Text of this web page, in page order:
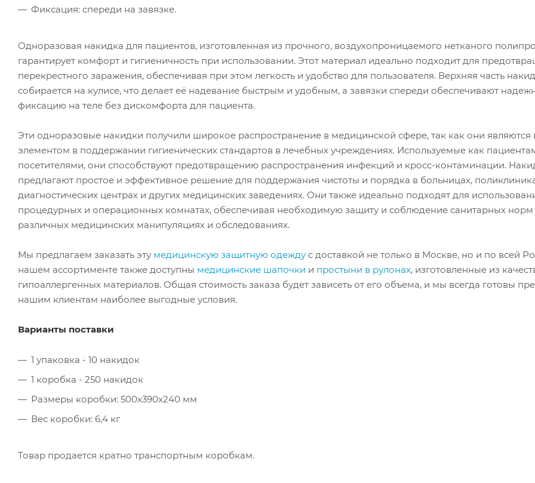
Фиксация: спереди на завязке.
Одноразовая накидка для пациентов, изготовленная из прочного, воздухопроницаемого нетканого
гарантирует комфорт и гигиеничность при использовании. Этот материал идеально подходит для
перекрестного заражения, обеспечивая при этом легкость и удобство для пользователя. Верхняя часть
собирается на кулисе, что делает её надевание быстрым и удобным, а завязки спереди обеспечивают
фиксацию на теле без дискомфорта для пациента.
Эти одноразовые накидки получили широкое распространение в медицинской сфере, так как они
элементом в поддержании гигиенических стандартов в лечебных учреждениях. Используемые как
посетителями, они способствуют предотвращению распространения инфекций и кросс-контаминации.
предлагают простое и эффективное решение для поддержания чистоты и порядка в больницах,
диагностических центрах и других медицинских заведениях. Они также идеально подходят для
процедурных и операционных комнатах, обеспечивая необходимую защиту и соблюдение санитарных
различных медицинских манипуляциях и обследованиях.
Мы предлагаем заказать эту медицинскую защитную одежду с доставкой не только в Москве, но и по всей
нашем ассортименте также доступны медицинские шапочки и простыни в рулонах, изготовленные из
гипоаллергенных материалов. Общая стоимость заказа будет зависеть от его объема, и мы всегда готовы
нашим клиентам наиболее выгодные условия.
Варианты поставки
1 упаковка - 10 накидок
1 коробка - 250 накидок
Размеры коробки: 500х390х240 мм
Вес коробки: 6,4 кг
Товар продается кратно транспортным коробкам.